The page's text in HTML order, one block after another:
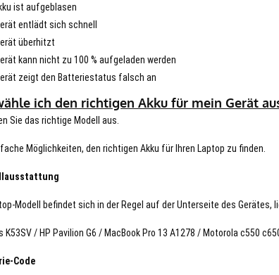
ist aufgeblasen
entlädt sich schnell
überhitzt
kann nicht zu 100 % aufgeladen werden
zeigt den Batteriestatus falsch an
ich den richtigen Akku für mein Gerät
Sie das richtige Modell aus.
Möglichkeiten, den richtigen Akku für Ihren Laptop zu finden.
Modell befindet sich in der Regel auf der Unterseite des Gerätes,
K53SV / HP Pavilion G6 / MacBook Pro 13 A1278 / Motorola c550
Code